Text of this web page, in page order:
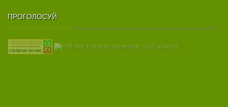
ПРОГОЛОСУЙ